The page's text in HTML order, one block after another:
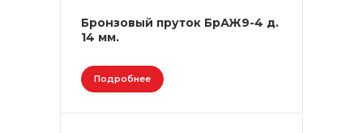
Бронзовый пруток БрАЖ9-4 д.
14 мм.
Подробнее